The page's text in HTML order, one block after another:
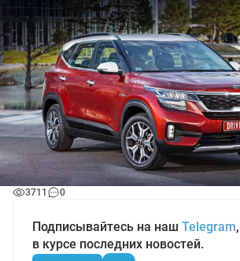
3711 0
Подписывайтесь на наш Telegram
в курсе последних новостей.